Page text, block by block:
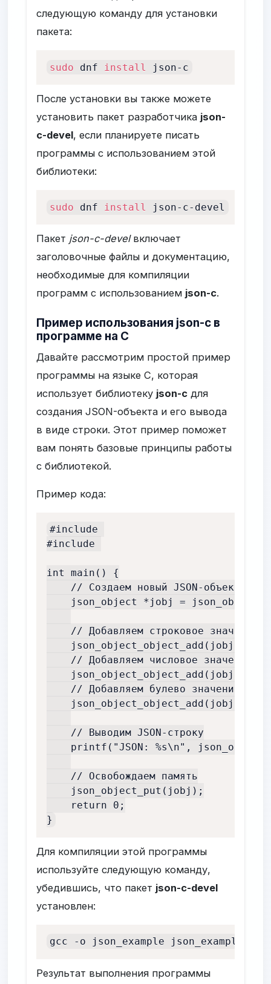
следующую команду для установки
пакета:
sudo dnf install json-c
После установки вы также можете
установить пакет разработчика json-
c-devel, если планируете писать
программы с использованием этой
библиотеки:
sudo dnf install json-c-devel
Пакет json-c-develвключает
заголовочные файлы и документацию,
необходимые для компиляции
программ с использованием json-c.
Пример использования json-c в
программе на C
Давайте рассмотрим простой пример
программы на языке C, которая
использует библиотеку json-c для
создания JSON-объекта и его вывода
в виде строки. Этот пример поможет
вам понять базовые принципы работы
с библиотекой.
Пример кода:
#include
#include
int main() {
    // Создаем новый JSON-объект
json_object *jobj =
    // Добавляем строковое значение
json_object_object_add(jobj,
    // Добавляем числовое значение
json_object_object_add(jobj,
    // Добавляем булево значение
json_object_object_add(jobj,
    // Выводим JSON-строку
printf("JSON: %s\n",
    // Освобождаем память
    json_object_put(jobj);
    return 0;
}
Для компиляции этой программы
используйте следующую команду,
убедившись, что пакет json-c-devel
установлен:
gcc -o json_example json_example.c
Результат выполнения программы